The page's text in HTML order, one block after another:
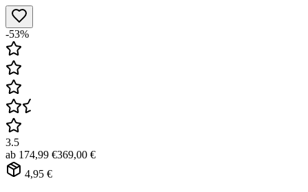
-53%
3.5
ab 174,99 €369,00 €
4,95 €